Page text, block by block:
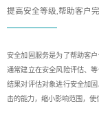
提高安全等级,帮助客户
安全加固服务是为了帮助客
通常建立在安全风险评估、
结果对评估对象进行安全加
击的能力，缩小影响范围，使